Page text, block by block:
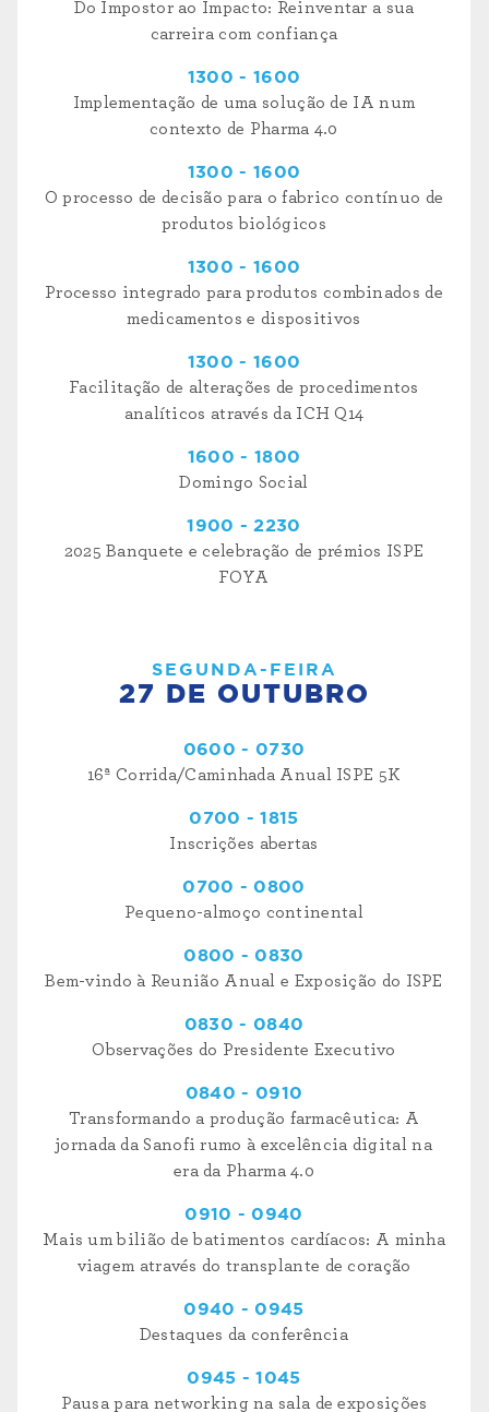
Do Impostor ao Impacto: Reinventar a sua
carreira com confiança
1300 - 1600
Implementação de uma solução de IA num
contexto de Pharma 4.0
1300 - 1600
O processo de decisão para o fabrico contínuo de
produtos biológicos
1300 - 1600
Processo integrado para produtos combinados de
medicamentos e dispositivos
1300 - 1600
Facilitação de alterações de procedimentos
analíticos através da ICH Q14
1600 - 1800
Domingo Social
1900 - 2230
2025 Banquete e celebração de prémios ISPE
FOYA
SEGUNDA-FEIRA
27 DE OUTUBRO
0600 - 0730
16ª Corrida/Caminhada Anual ISPE 5K
0700 - 1815
Inscrições abertas
0700 - 0800
Pequeno-almoço continental
0800 - 0830
Bem-vindo à Reunião Anual e Exposição do ISPE
0830 - 0840
Observações do Presidente Executivo
0840 - 0910
Transformando a produção farmacêutica: A
jornada da Sanofi rumo à excelência digital na
era da Pharma 4.0
0910 - 0940
Mais um bilião de batimentos cardíacos: A minha
viagem através do transplante de coração
0940 - 0945
Destaques da conferência
0945 - 1045
Pausa para networking na sala de exposições